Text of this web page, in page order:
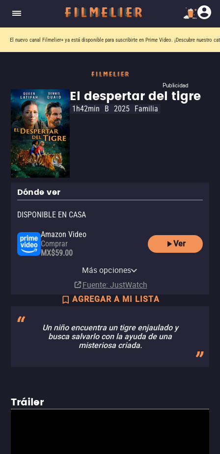
El nuevo canal Filmelier+ ya está disponible para suscribirte en Prime Video. ¡Descubre nuestro
Publicidad
El despertar del tigre
1h42min B 2025 Familia
Dónde ver
DISPONIBLE EN CASA
Amazon Video
Comprar
MX$59.00
Ver
Apple TV Store
Más opciones
Fuente: JustWatch
AGREGAR A MI LISTA
Un niño encuentra un tigre enjaulado y
busca salvarlo con la ayuda de una
misteriosa criada.
Tráiler